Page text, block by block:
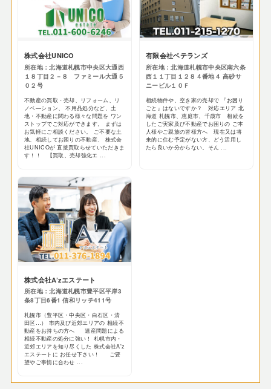
株式会社UNICO
所在地：北海道札幌市中央区大通西
１８丁目２－８ ファミール大通５
０２号
不動産の買取・売却、リフォーム、リ
ノベ―ション、 不用品処分など、土
地・不動産に関わる様々な問題を ワン
ストップでご対応ができます。 まずは
お気軽にご相談ください。 ご不要な土
地、相続してお困りの不動産、 株式会
社UNICOが 直接買取らせていただきま
す！！ 【買取、売却強化エ ...
有限会社ベテランズ
所在地：北海道札幌市中央区南六条
西１１丁目１２８４番地４ 高砂サ
ニービル１０Ｆ
相続物件や、空き家の売却で 『お困り
ごと』はないですか？ 対応エリア 北
海道 札幌市、恵庭市、千歳市 相続を
したご実家及び不動産でお困りの ご本
人様やご親族の皆様方へ 現在又は将
来的に住む予定がない方、どう活用し
たら良いか分からない。そん ...
株式会社A’zエステート
所在地：北海道札幌市豊平区平岸3
条8丁目6番1 信和リッチ411号
札幌市（豊平区・中央区・白石区・清
田区…） 市内及び近郊エリアの 相続不
動産をお持ちの方へ 遺産問題による
相続不動産の処分に強い！ 札幌市内・
近郊エリアを知り尽くした 株式会社A'z
エステートに お任せ下さい！ ご要
望やご事情に合わせ ...